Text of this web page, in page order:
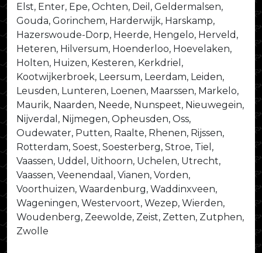
Elst, Enter, Epe, Ochten, Deil, Geldermalsen,
Gouda, Gorinchem, Harderwijk, Harskamp,
Hazerswoude-Dorp, Heerde, Hengelo, Herveld,
Heteren, Hilversum, Hoenderloo, Hoevelaken,
Holten, Huizen, Kesteren, Kerkdriel,
Kootwijkerbroek, Leersum, Leerdam, Leiden,
Leusden, Lunteren, Loenen, Maarssen, Markelo,
Maurik, Naarden, Neede, Nunspeet, Nieuwegein,
Nijverdal, Nijmegen, Opheusden, Oss,
Oudewater, Putten, Raalte, Rhenen, Rijssen,
Rotterdam, Soest, Soesterberg, Stroe, Tiel,
Vaassen, Uddel, Uithoorn, Uchelen, Utrecht,
Vaassen, Veenendaal, Vianen, Vorden,
Voorthuizen, Waardenburg, Waddinxveen,
Wageningen, Westervoort, Wezep, Wierden,
Woudenberg, Zeewolde, Zeist, Zetten, Zutphen,
Zwolle